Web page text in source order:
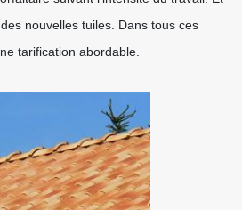
nouvelles tuiles. Dans tous ces
tarification abordable.